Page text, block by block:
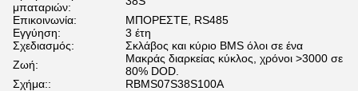
μπαταριών:
Επικοινωνία:
ΜΠΟΡΕΣΤΕ, RS485
Εγγύηση:
3 έτη
Σχεδιασμός:
Σκλάβος και κύριο BMS όλοι σε ένα
Ζωή:
Μακράς διαρκείας κύκλος, χρόνοι >3000 σε
80% DOD.
Σχήμα::
RBMS07S38S100A